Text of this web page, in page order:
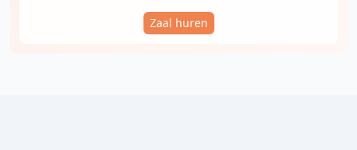
Zaal huren